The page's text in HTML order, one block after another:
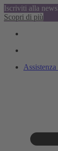
Iscriviti alla
Scopri di più